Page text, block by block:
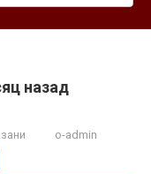
назад
o-admin